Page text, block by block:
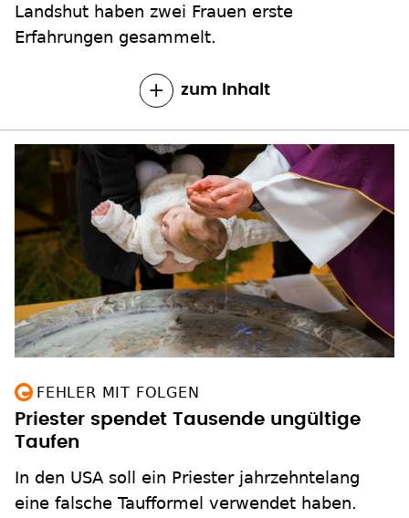
Landshut haben zwei Frauen erste
Erfahrungen gesammelt.
zum Inhalt
FEHLER MIT FOLGEN
Priester spendet Tausende ungültige
Taufen
In den USA soll ein Priester jahrzehntelang
eine falsche Taufformel verwendet haben.